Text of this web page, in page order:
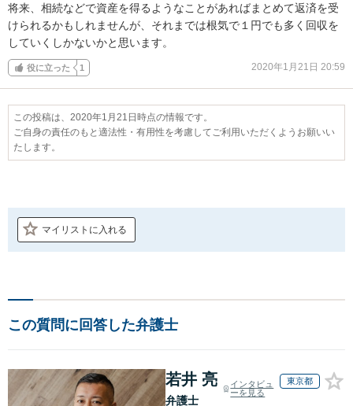
将来、相続などで資産を得るようなことがあればまとめて返済を受
けられるかもしれませんが、それまでは根気で１円でも多く回収を
していくしかないかと思います。
役に立った 1 2020年1月21日 20:59
この投稿は、2020年1月21日時点の情報です。
ご自身の責任のもと適法性・有用性を考慮してご利用いただくようお願いい
たします。
マイリストに入れる
この質問に回答した弁護士
若井 亮
弁護士
インタビュ
ーを見る
東京都